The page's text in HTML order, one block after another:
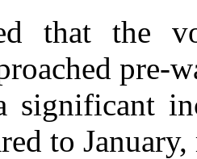
that the
pre-
significant
to